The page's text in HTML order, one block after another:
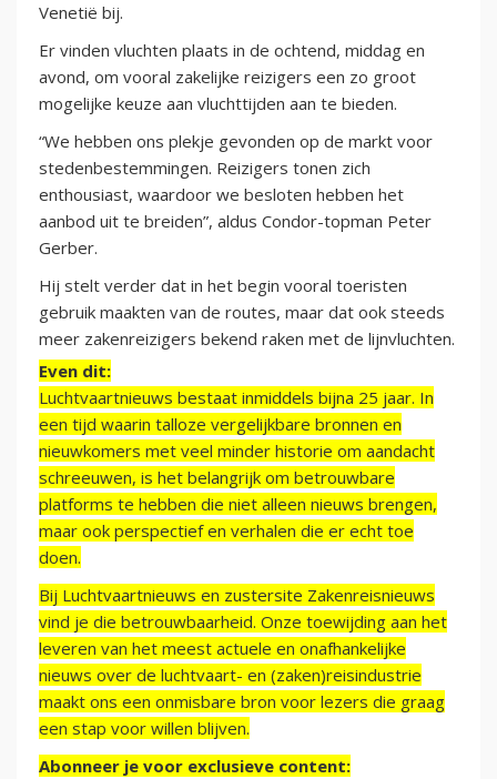
Venetië bij.
Er vinden vluchten plaats in de ochtend, middag en
avond, om vooral zakelijke reizigers een zo groot
mogelijke keuze aan vluchttijden aan te bieden.
“We hebben ons plekje gevonden op de markt voor
stedenbestemmingen. Reizigers tonen zich
enthousiast, waardoor we besloten hebben het
aanbod uit te breiden”, aldus Condor-topman Peter
Gerber.
Hij stelt verder dat in het begin vooral toeristen
gebruik maakten van de routes, maar dat ook steeds
meer zakenreizigers bekend raken met de lijnvluchten.
Even dit:
Luchtvaartnieuws bestaat inmiddels bijna 25 jaar. In
een tijd waarin talloze vergelijkbare bronnen en
nieuwkomers met veel minder historie om aandacht
schreeuwen, is het belangrijk om betrouwbare
platforms te hebben die niet alleen nieuws brengen,
maar ook perspectief en verhalen die er echt toe
doen.
Bij Luchtvaartnieuws en zustersite Zakenreisnieuws
vind je die betrouwbaarheid. Onze toewijding aan het
leveren van het meest actuele en onafhankelijke
nieuws over de luchtvaart- en (zaken)reisindustrie
maakt ons een onmisbare bron voor lezers die graag
een stap voor willen blijven.
Abonneer je voor exclusieve content: